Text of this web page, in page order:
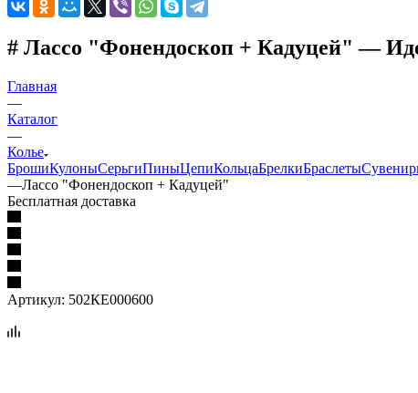
# Лассо "Фонендоскоп + Кадуцей" —
Главная
—
Каталог
—
Колье
БрошиКулоныСерьгиПиныЦепиКольцаБрелкиБраслеты
—Лассо "Фонендоскоп + Кадуцей"
Бесплатная доставка
Артикул: 502КЕ000600